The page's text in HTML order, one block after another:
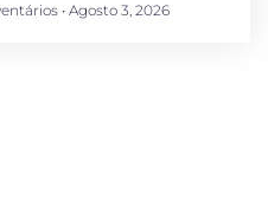
Agosto 3, 2026